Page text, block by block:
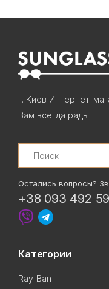
г. Киев Интернет-
Вам всегда рады!
Search
Остались вопросы?
+38 093 492
Категории
Ray-Ban